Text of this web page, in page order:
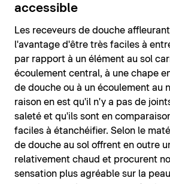
accessible
Les receveurs de douche
l'avantage d'être très faciles à
par rapport à un élément au sol
écoulement central, à une chape
de douche ou à un écoulement au
raison en est qu'il n'y a pas de
saleté et qu'ils sont en
faciles à étanchéifier. Selon le
de douche au sol offrent en outre
relativement chaud et procurent
sensation plus agréable sur la